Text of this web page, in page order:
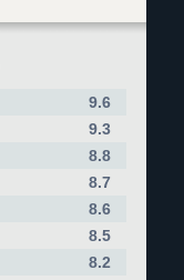
9.6
9.3
8.8
8.7
8.6
8.5
8.2